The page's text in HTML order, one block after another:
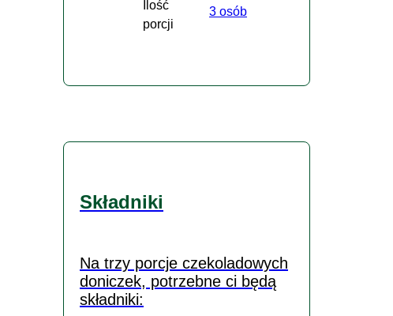
3 osób
Składniki
Na trzy porcje czekoladowych
doniczek, potrzebne ci będą
składniki: